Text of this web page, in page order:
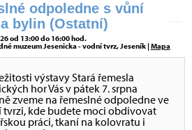
odpoledne s vůní
bylin (Ostatní)
od 13:00 do 16:00 hod.
muzeum Jesenicka - vodní tvrz, Jeseník |Mapa
výstavy Stará řemesla
hor Vás v pátek 7. srpna
zveme na řemeslné odpoledne ve
tvrzi, kde budete moci obdivovat
práci, tkaní na kolovratu i